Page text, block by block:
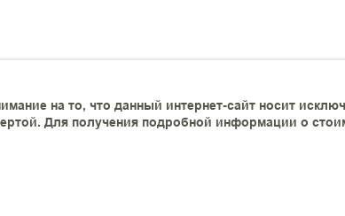
на то, что данный интернет-сайт носит
Для получения подробной информации о